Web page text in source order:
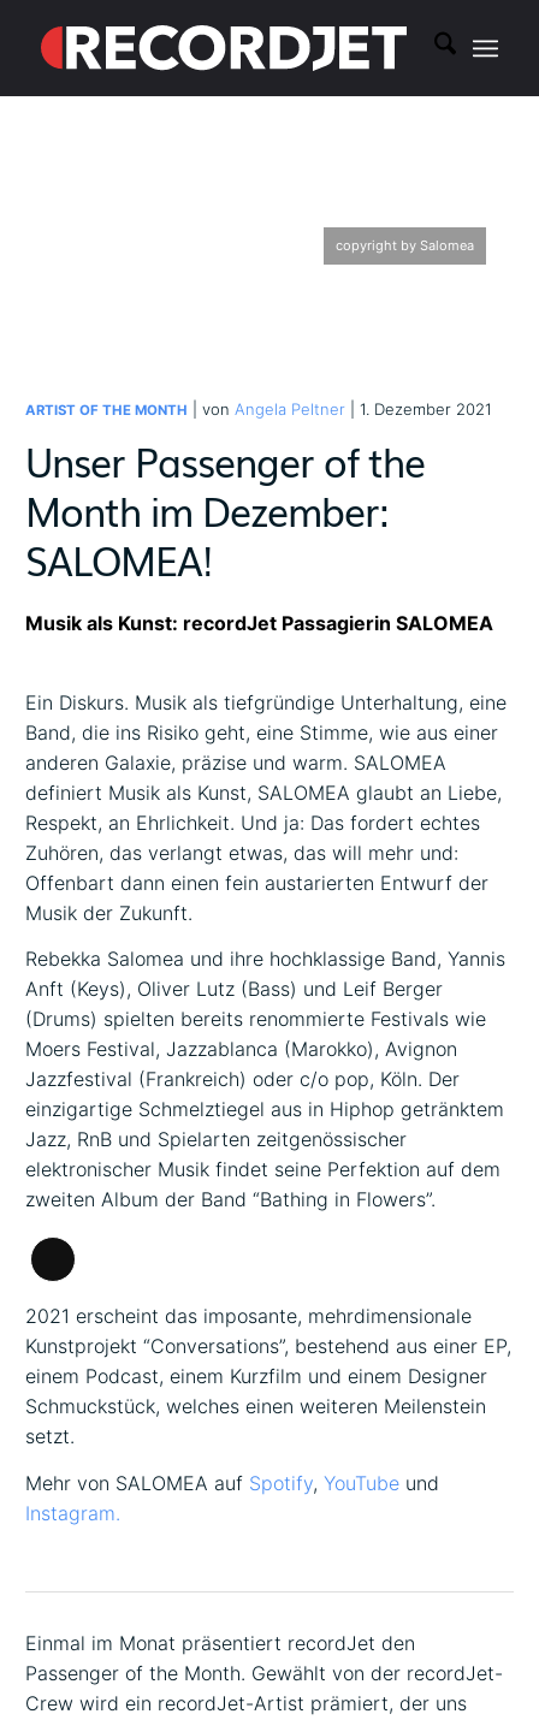
copyright by Salomea
ARTIST OF THE MONTH | von Angela Peltner | 1. Dezember 2021
Unser Passenger of the
Month im Dezember:
SALOMEA!
Musik als Kunst: recordJet Passagierin SALOMEA
Ein Diskurs. Musik als tiefgründige Unterhaltung, eine
Band, die ins Risiko geht, eine Stimme, wie aus einer
anderen Galaxie, präzise und warm. SALOMEA
definiert Musik als Kunst, SALOMEA glaubt an Liebe,
Respekt, an Ehrlichkeit. Und ja: Das fordert echtes
Zuhören, das verlangt etwas, das will mehr und:
Offenbart dann einen fein austarierten Entwurf der
Musik der Zukunft.
Rebekka Salomea und ihre hochklassige Band, Yannis
Anft (Keys), Oliver Lutz (Bass) und Leif Berger
(Drums) spielten bereits renommierte Festivals wie
Moers Festival, Jazzablanca (Marokko), Avignon
Jazzfestival (Frankreich) oder c/o pop, Köln. Der
einzigartige Schmelztiegel aus in Hiphop getränktem
Jazz, RnB und Spielarten zeitgenössischer
elektronischer Musik findet seine Perfektion auf dem
zweiten Album der Band “Bathing in Flowers”.
Lange
2021 erscheint das imposante, mehrdimensionale
Kunstprojekt “Conversations”, bestehend aus einer EP,
einem Podcast, einem Kurzfilm und einem Designer
Schmuckstück, welches einen weiteren Meilenstein
setzt.
Mehr von SALOMEA auf Spotify,YouTube und
Instagram.
Einmal im Monat präsentiert recordJet den
Passenger of the Month. Gewählt von der recordJet-
Crew wird ein recordJet-Artist prämiert, der uns